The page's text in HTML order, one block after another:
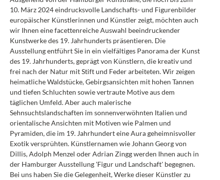
10. März 2024 eindrucksvolle Landschafts- und Figurenbilder
europäischer Künstlerinnen und Künstler zeigt, möchten auch
wir Ihnen eine facettenreiche Auswahl beeindruckender
Kunstwerke des 19. Jahrhunderts präsentieren. Die
Ausstellung entführt Sie in ein vielfältiges Panorama der Kunst
des 19. Jahrhunderts, geprägt von Künstlern, die kreativ und
frei nach der Natur mit Stift und Feder arbeiteten. Wir zeigen
heimatliche Waldstücke, Gebirgsansichten mit hohen Tannen
und tiefen Schluchten sowie vertraute Motive aus dem
täglichen Umfeld. Aber auch malerische
Sehnsuchtslandschaften im sonnenverwöhnten Italien und
orientalische Ansichten mit Motiven wie Palmen und
Pyramiden, die im 19. Jahrhundert eine Aura geheimnisvoller
Exotik versprühten. Künstlernamen wie Johann Georg von
Dillis, Adolph Menzel oder Adrian Zingg werden Ihnen auch in
der Hamburger Ausstellung 'Figur und Landschaft' begegnen.
Bei uns haben Sie die Gelegenheit, Werke dieser Künstler zu